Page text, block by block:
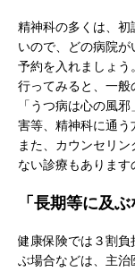
精神科の多くは、
いので、どの病院が
予約を入れましょう。
行ってみると、一般
「うつ病は心の風
害等、精神科に通う
また、カウンセリ
ない診療もあります
「長期等に及ぶ
健康保険では３割負
ぶ場合などは、主